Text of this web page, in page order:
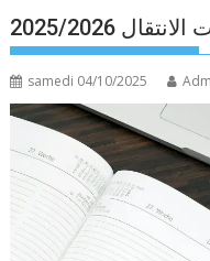
الانتقال
samedi 04/10/2025